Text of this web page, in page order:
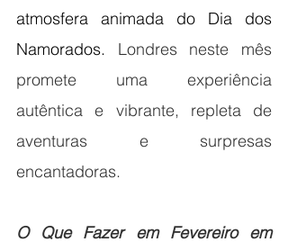
atmosfera animada do Dia dos
Namorados. Londres neste mês
promete uma experiência
autêntica e vibrante, repleta de
aventuras e surpresas
encantadoras.
O Que Fazer em Fevereiro em